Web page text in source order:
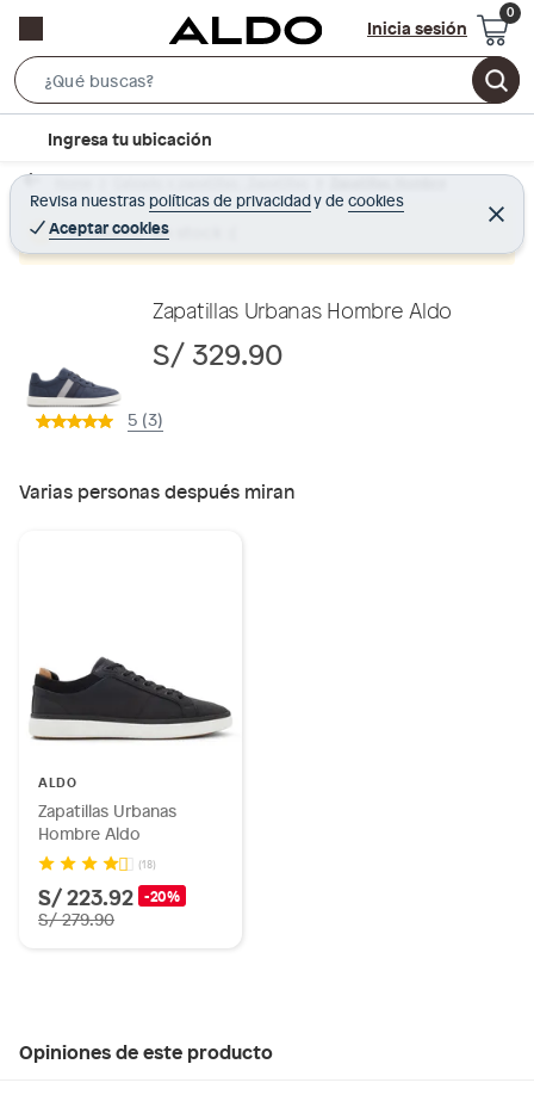
Inicia sesión
e
r
c
B
r
c
t
n
Ingresa tu ubicación
Revisa nuestras políticas de privacidadyde cookies
Aceptar cookies
C
e
r
Home Calzado y zapatillas - Zapatillas Zapatillas Hombre
Producto sin stock :(
Zapatillas Urbanas Hombre Aldo
S/ 329.90
5 (3)
Varias personas después miran
ALDO
Zapatillas Urbanas
Hombre Aldo
(18)
S/ 223.92 -20%
S/ 279.90
Opiniones de este producto